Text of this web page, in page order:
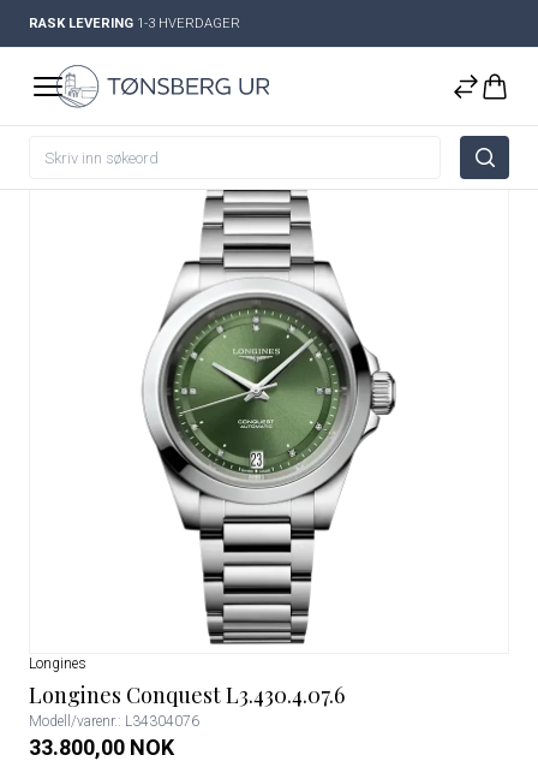
RASK LEVERING 1-3 HVERDAGER
Longines
Longines Conquest L3.430.4.07.6
Modell/varenr.: L34304076
33.800,00 NOK